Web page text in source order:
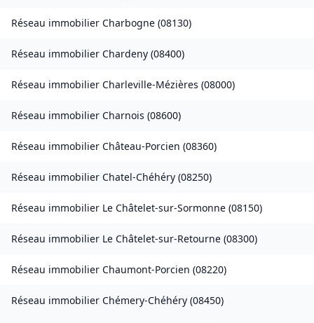
Réseau immobilier Charbogne (08130)
Réseau immobilier Chardeny (08400)
Réseau immobilier Charleville-Mézières (08000)
Réseau immobilier Charnois (08600)
Réseau immobilier Château-Porcien (08360)
Réseau immobilier Chatel-Chéhéry (08250)
Réseau immobilier Le Châtelet-sur-Sormonne (08150)
Réseau immobilier Le Châtelet-sur-Retourne (08300)
Réseau immobilier Chaumont-Porcien (08220)
Réseau immobilier Chémery-Chéhéry (08450)